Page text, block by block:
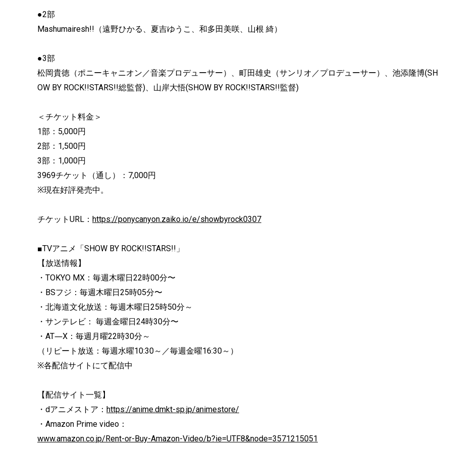
●2部
Mashumairesh!!（遠野ひかる、夏吉ゆうこ、和多田美咲、山根 綺）
●3部
松岡貴徳（ポニーキャニオン／音楽プロデューサー）、町田雄史（サンリオ／プロデューサー）、池添隆博(SH
OW BY ROCK!!STARS!!総監督)、山岸大悟(SHOW BY ROCK!!STARS!!監督)
＜チケット料金＞
1部：5,000円
2部：1,500円
3部：1,000円
3969チケット（通し）：7,000円
※現在好評発売中。
チケットURL： https://ponycanyon.zaiko.io/e/showbyrock0307
■TVアニメ「SHOW BY ROCK!!STARS!!」
【放送情報】
・TOKYO MX：毎週木曜日22時00分〜
・BSフジ：毎週木曜日25時05分〜
・北海道文化放送：毎週木曜日25時50分～
・サンテレビ： 毎週金曜日24時30分〜
・AT―X：毎週月曜22時30分～
（リピート放送：毎週水曜10:30～／毎週金曜16:30～）
※各配信サイトにて配信中
【配信サイト一覧】
・dアニメストア： https://anime.dmkt-sp.jp/animestore/
・Amazon Prime video：
www.amazon.co.jp/Rent-or-Buy-Amazon-Video/b?ie=UTF8&node=3571215051